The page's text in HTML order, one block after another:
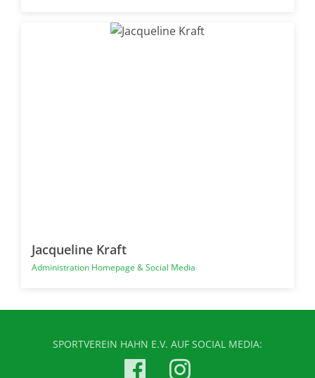
Jacqueline Kraft
Administration Homepage & Social Media
SPORTVEREIN HAHN E.V. AUF SOCIAL MEDIA: